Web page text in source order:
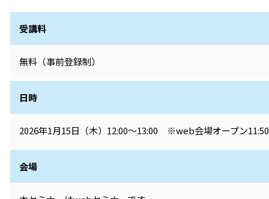
受講料
無料（事前登録制）
日時
2026年1月15日（木）12:00～13:00 ※web会場オープン
会場